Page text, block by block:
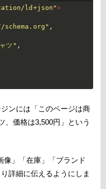
ld+json">
,
ツ" ,
ンには「このページは商
、価格は3,500円」という
像」「在庫」「ブランド
詳細に伝えるようにしま